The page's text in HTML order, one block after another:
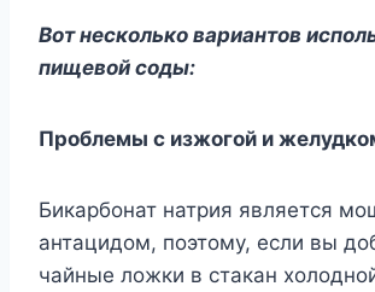
Вот несколько вариантов
пищевой соды:
Проблемы с изжогой и
Бикарбонат натрия является
антацидом, поэтому, если вы
чайные ложки в стакан